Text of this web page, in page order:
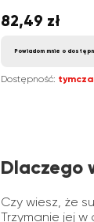
Cena
82,49 zł
Powiadom mnie o
Dostępność:
Dlaczego
Czy wiesz, że
Trzymanie jej